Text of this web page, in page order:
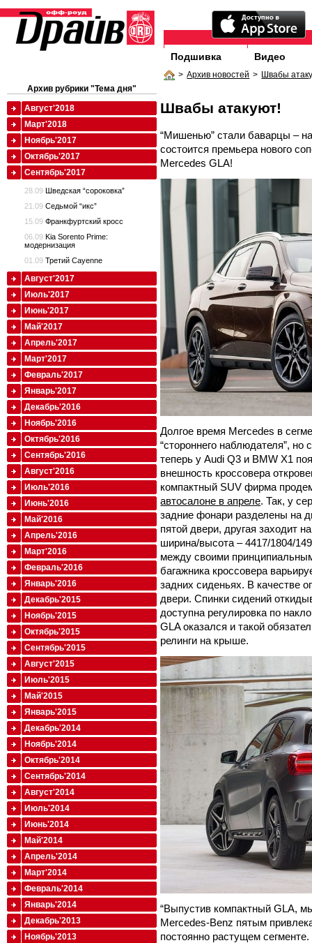
Подшивка Видео
> Архив новостей > Швабы
Швабы атакуют!
“Мишенью” стали баварцы –
состоится премьера нового
Mercedes GLA!
Долгое время Mercedes в
“стороннего наблюдателя”,
теперь у Audi Q3 и BMW X1
внешность кроссовера
компактный SUV фирма
автосалоне в апреле. Так, у
задние фонари разделены на
пятой двери, другая заходит
ширина/высота – 4417/1804/
между своими
багажника кроссовера
задних сиденьях. В качестве
двери. Спинки сидений
доступна регулировка по
GLA оказался и такой
релинги на крыше.
“Выпустив компактный GLA,
Mercedes-Benz пятым
постоянно растущем
Архив рубрики "Тема дня"
Август'2018
Март'2018
Ноябрь'2017
Октябрь'2017
Сентябрь'2017
28.09 Шведская “сороковка”
21.09 Седьмой “икс”
15.09 Франкфуртский кросс
06.09 Kia Sorento Prime:
модернизация
01.09 Третий Cayenne
Август'2017
Июль'2017
Июнь'2017
Май'2017
Апрель'2017
Март'2017
Февраль'2017
Январь'2017
Декабрь'2016
Ноябрь'2016
Октябрь'2016
Сентябрь'2016
Август'2016
Июль'2016
Июнь'2016
Май'2016
Апрель'2016
Март'2016
Февраль'2016
Январь'2016
Декабрь'2015
Ноябрь'2015
Октябрь'2015
Сентябрь'2015
Август'2015
Июль'2015
Май'2015
Январь'2015
Декабрь'2014
Ноябрь'2014
Октябрь'2014
Сентябрь'2014
Август'2014
Июль'2014
Июнь'2014
Май'2014
Апрель'2014
Март'2014
Февраль'2014
Январь'2014
Декабрь'2013
Ноябрь'2013